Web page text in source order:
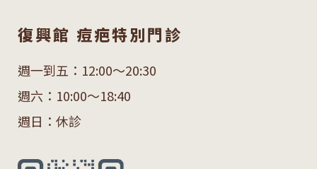
復興館 痘疤特別門診
週一到五：12:00～20:30
週六：10:00～18:40
週日：休診